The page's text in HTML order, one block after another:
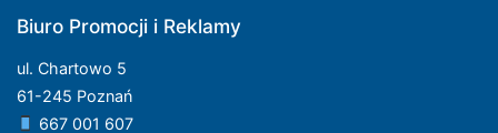
Biuro Promocji i Reklamy
ul. Chartowo 5
61-245 Poznań
667 001 607